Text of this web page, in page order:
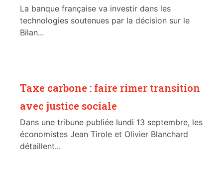
La banque française va investir dans les
technologies soutenues par la décision sur le
Bilan...
Taxe carbone : faire rimer transition
avec justice sociale
Dans une tribune publiée lundi 13 septembre, les
économistes Jean Tirole et Olivier Blanchard
détaillent...